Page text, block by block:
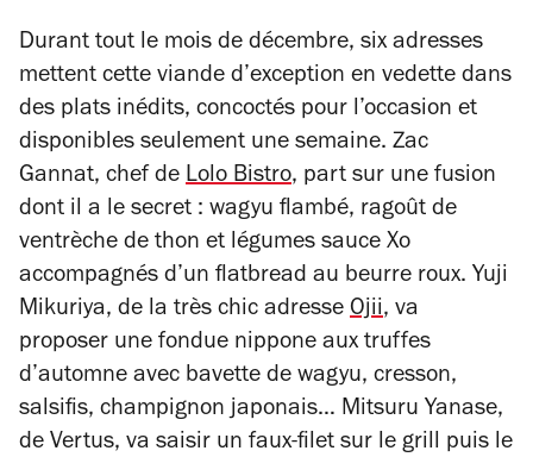
Durant tout le mois de décembre, six adresses
mettent cette viande d’exception en vedette dans
des plats inédits, concoctés pour l’occasion et
disponibles seulement une semaine. Zac
Gannat, chef de Lolo Bistro, part sur une fusion
dont il a le secret : wagyu flambé, ragoût de
ventrèche de thon et légumes sauce Xo
accompagnés d’un flatbread au beurre roux. Yuji
Mikuriya, de la très chic adresse Ojii, va
proposer une fondue nippone aux truffes
d’automne avec bavette de wagyu, cresson,
salsifis, champignon japonais… Mitsuru Yanase,
de Vertus, va saisir un faux-filet sur le grill puis le